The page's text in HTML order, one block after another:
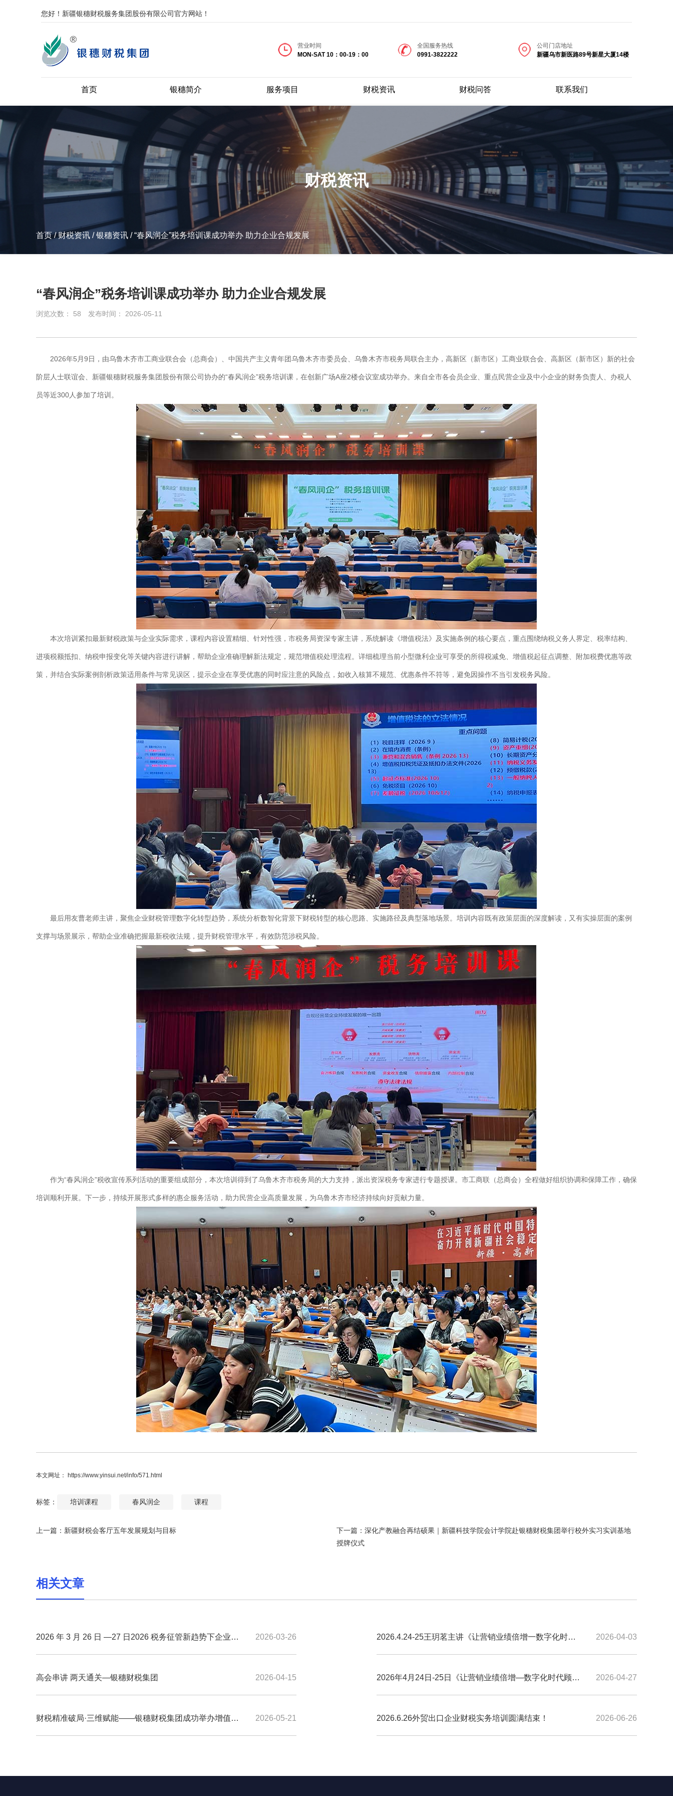
您好！新疆银穗财税服务集团股份有限公司官方网站！
营业时间
MON-SAT 10：00-19：00
全国服务热线
0991-3822222
公司门店地址
新疆乌市新医路89号新星大厦14楼
首页 银穗简介 服务项目 财税资讯 财税问答 联系我们
财税资讯
首页/财税资讯 /银穗资讯 /“春风润企”税务培训课成功举办 助力企业合规发展
“春风润企”税务培训课成功举办 助力企业合规发展
浏览次数： 58 发布时间： 2026-05-11
2026年5月9日，由乌鲁木齐市工商业联合会（总商会）、中国共产主义青年团乌鲁木齐市委员会、乌鲁木齐市税务局联合主办，高新区（新市区）工商业联合会、高新区（新市区）新的社会
阶层人士联谊会、新疆银穗财税服务集团股份有限公司协办的“春风润企”税务培训课，在创新广场A座2楼会议室成功举办。来自全市各会员企业、重点民营企业及中小企业的财务负责人、办税人
员等近300人参加了培训。
本次培训紧扣最新财税政策与企业实际需求，课程内容设置精细、针对性强，市税务局资深专家主讲，系统解读《增值税法》及实施条例的核心要点，重点围绕纳税义务人界定、税率结构、
进项税额抵扣、纳税申报变化等关键内容进行讲解，帮助企业准确理解新法规定，规范增值税处理流程。详细梳理当前小型微利企业可享受的所得税减免、增值税起征点调整、附加税费优惠等政
策，并结合实际案例剖析政策适用条件与常见误区，提示企业在享受优惠的同时应注意的风险点，如收入核算不规范、优惠条件不符等，避免因操作不当引发税务风险。
最后用友曹老师主讲，聚焦企业财税管理数字化转型趋势，系统分析数智化背景下财税转型的核心思路、实施路径及典型落地场景。培训内容既有政策层面的深度解读，又有实操层面的案例
支撑与场景展示，帮助企业准确把握最新税收法规，提升财税管理水平，有效防范涉税风险。
作为“春风润企”税收宣传系列活动的重要组成部分，本次培训得到了乌鲁木齐市税务局的大力支持，派出资深税务专家进行专题授课。市工商联（总商会）全程做好组织协调和保障工作，确保
培训顺利开展。下一步，持续开展形式多样的惠企服务活动，助力民营企业高质量发展，为乌鲁木齐市经济持续向好贡献力量。
本文网址： https://www.yinsui.net/info/571.html
标签： 培训课程 春风润企 课程
上一篇： 新疆财税会客厅五年发展规划与目标 下一篇： 深化产教融合再结硕果｜新疆科技学院会计学院赴银穗财税集团举行校外实习实训基地
授牌仪式
相关文章
2026-03-26
2026 年 3 月 26 日 —27 日2026 税务征管新趋势下企业合
规筹划与稽查应对实战特训开课啦！！
2026-04-03
2026.4.24-25王玥茗主讲《让营销业绩倍增一数字化时代
顾问式营销技巧》公开课持续报名中！！！！
2026-04-15
高会串讲 两天通关—银穗财税集团 2026-04-27
2026年4月24日-25日《让营销业绩倍增—数字化时代顾问
式营销技巧》提升训练营圆满结束
2026-05-21
财税精准破局·三维赋能——银穗财税集团成功举办增值
税、社保、高企加计扣除高级研修课程圆满结束
2026-06-26
2026.6.26外贸出口企业财税实务培训圆满结束！